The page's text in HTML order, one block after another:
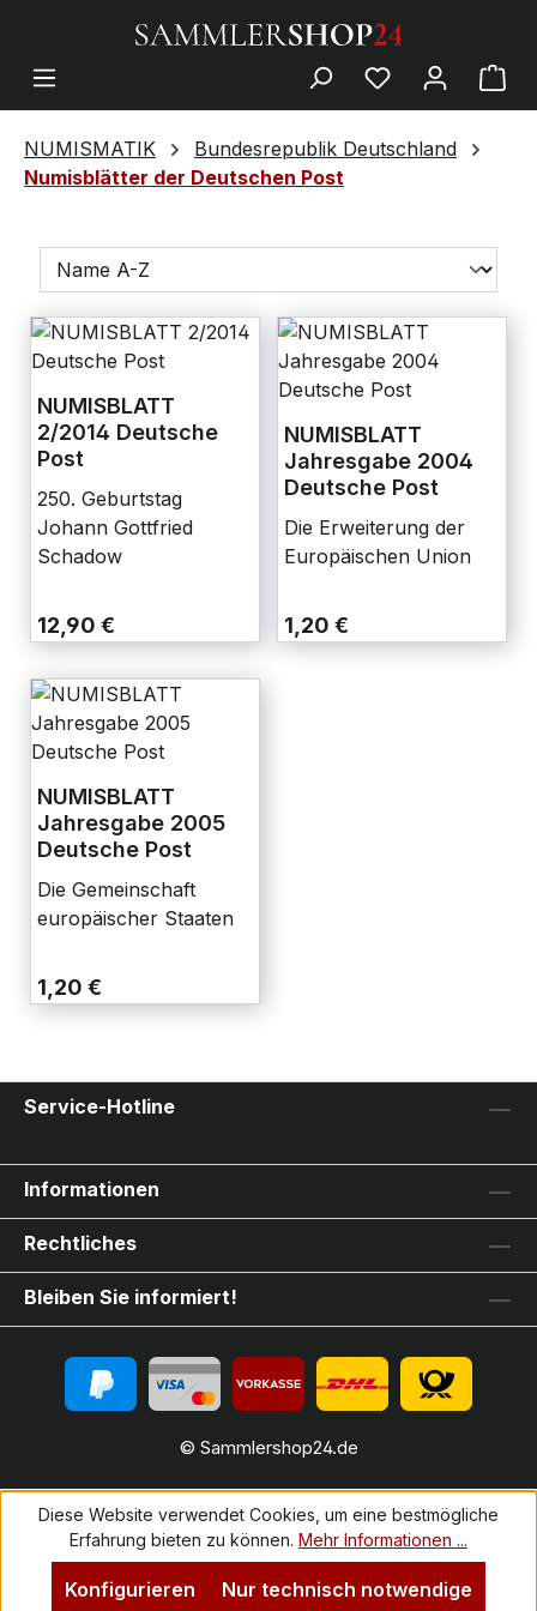
NUMISMATIK
Bundesrepublik Deutschland
Numisblätter der Deutschen Post
NUMISBLATT
2/2014 Deutsche
Post
250. Geburtstag
Johann Gottfried
Schadow
12,90 €
NUMISBLATT
Jahresgabe 2004
Deutsche Post
Die Erweiterung der
Europäischen Union
1,20 €
NUMISBLATT
Jahresgabe 2005
Deutsche Post
Die Gemeinschaft
europäischer Staaten
1,20 €
Service-Hotline
Informationen
Rechtliches
Bleiben Sie informiert!
© Sammlershop24.de
Diese Website verwendet Cookies, um eine bestmögliche
Erfahrung bieten zu können. Mehr Informationen ...
Nur technisch notwendige
Konfigurieren